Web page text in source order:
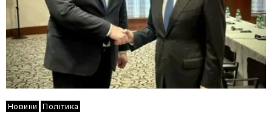
Новини Політика